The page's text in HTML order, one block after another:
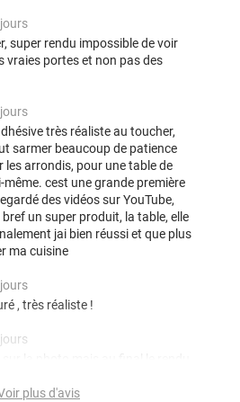
super rendu impossible de voir
vraies portes et non pas des
très réaliste au toucher,
sarmer beaucoup de patience
les arrondis, pour une table de
cest une grande première
des vidéos sur YouTube,
un super produit, la table, elle
jai bien réussi et que plus
ma cuisine
, très réaliste !
plus d'avis